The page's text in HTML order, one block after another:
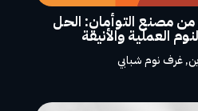
من مصنع التوأمان: الحل
العملية والأنيقة
,غرف نوم شبابي